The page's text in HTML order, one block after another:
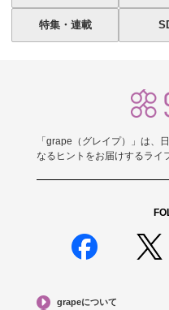
特集・連載
「grape（グレイプ）」は、
なるヒントをお届けするライ
grapeについて